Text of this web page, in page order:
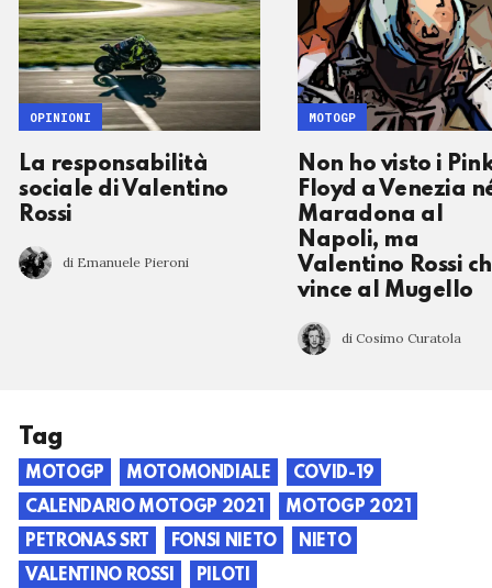
La responsabilità
sociale di Valentino
Rossi
di Emanuele Pieroni
OPINIONI
Non ho visto i
Floyd a Venezia
Maradona al
Napoli, ma
Valentino Rossi
vince al Mugello
di Cosimo Curatola
MOTOGP
Tag
MOTOGP MOTOMONDIALE
COVID-19
CALENDARIO MOTOGP 2021
MOTOGP 2021
PETRONAS SRT
FONSI NIETO
NIETO
VALENTINO ROSSI
PILOTI